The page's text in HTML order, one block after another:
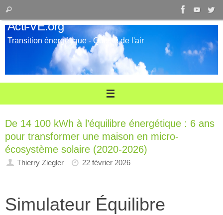
Passer
au
contenu
pour
:
Rechercher
Acti-VE.org
Transition énergétique - Qualité de l'air
De 14 100 kWh à l’équilibre énergétique : 6 ans
pour transformer une maison en micro-
écosystème solaire (2020-2026)
Thierry Ziegler 22 février 2026
Simulateur Équilibre